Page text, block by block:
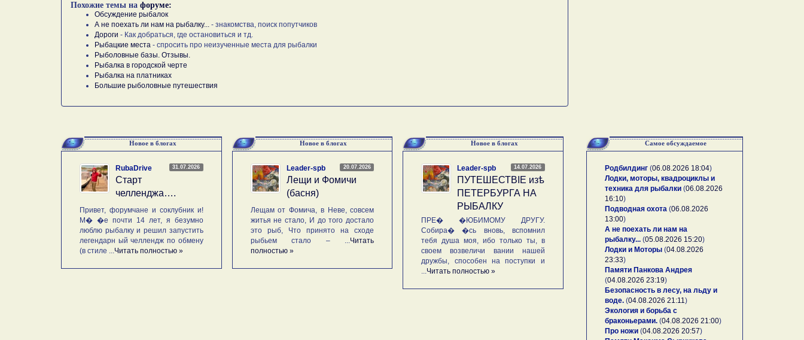
Похожие темы на форуме:
Обсуждение рыбалок
А не поехать ли нам на рыбалку... - знакомства, поиск попутчиков
Дороги - Как добраться, где остановиться и тд.
Рыбацкие места - спросить про неизученные места для рыбалки
Рыболовные базы. Отзывы.
Рыбалка в городской черте
Рыбалка на платниках
Большие рыболовные путешествия
Новое в блогах
31.07.2026
RubaDrive
Старт
челленджа….
Привет, форумчане и соклубник и!
М� �е почти 14 лет, я безумно
люблю рыбалку и решил запустить
легендарн ый челлендж по обмену
(в стиле ...Читать полностью »
Новое в блогах
20.07.2026
Leader-spb
Лещи и Фомичи
(басня)
Лещам от Фомича, в Неве, совсем
житья не стало, И до того достало
это рыб, Что принято на сходе
рыбьем стало – ...Читать
полностью »
Новое в блогах
14.07.2026
Leader-spb
ПУТЕШЕСТВIE изѣ
ПЕТЕРБУРГА НА
РЫБАЛКУ
ПРЕ� �ЮБИМОМУ ДРУГУ.
Собира� �сь вновь, вспомнил
тебя душа моя, ибо только ты, в
своем возвеличи вании нашей
дружбы, способен на поступки и
...Читать полностью »
Самое обсуждаемое
Родбилдинг(06.08.2026 18:04)
Лодки, моторы, квадроциклы и
техника для рыбалки(06.08.2026
16:10)
Подводная охота(06.08.2026
13:00)
А не поехать ли нам на
рыбалку...(05.08.2026 15:20)
Лодки и Моторы(04.08.2026
23:33)
Памяти Панкова Андрея
(04.08.2026 23:19)
Безопасность в лесу, на льду и
воде.(04.08.2026 21:11)
Экология и борьба с
браконьерами.(04.08.2026 21:00)
Про ножи(04.08.2026 20:57)